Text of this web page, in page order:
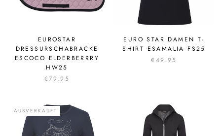
EUROSTAR
DRESSURSCHABRACKE
ESCOCO ELDERBERRRY
HW25
€79,95
EURO STAR DAMEN T-
SHIRT ESAMALIA FS25
€49,95
AUSVERKAUFT